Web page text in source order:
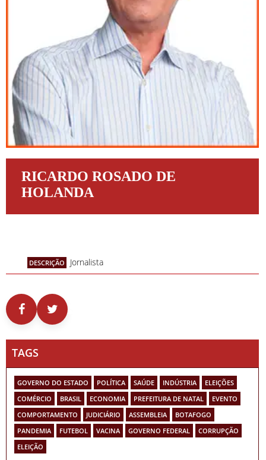
RICARDO ROSADO DE
HOLANDA
DESCRIÇÃO Jornalista
TAGS
GOVERNO DO ESTADO POLÍTICA SAÚDE INDÚSTRIA
ELEIÇÕES
COMÉRCIO
BRASIL ECONOMIA PREFEITURA DE NATAL
EVENTO
COMPORTAMENTO
JUDICIÁRIO ASSEMBLEIA
BOTAFOGO
PANDEMIA
FUTEBOL VACINA GOVERNO FEDERAL
CORRUPÇÃO
ELEIÇÃO